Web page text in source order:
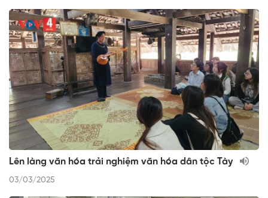
Lên làng văn hóa trải nghiệm văn hóa dân tộc Tày
03/03/2025